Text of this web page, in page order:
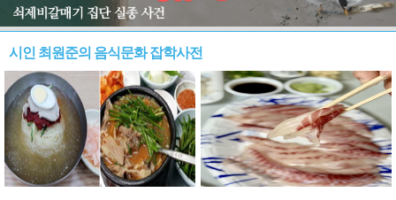
시인 최원준의 음식문화 잡학사전